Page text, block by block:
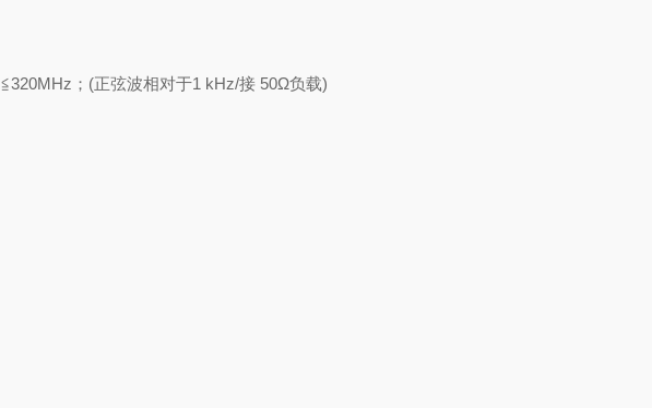
≦320MHz ； (正弦波相对于1 kHz/接 50Ω负载)